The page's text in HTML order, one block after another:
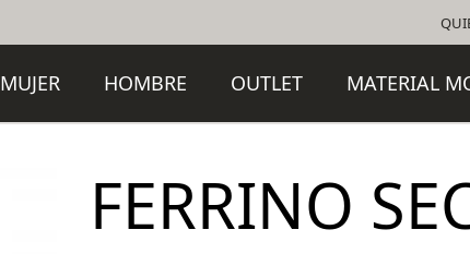
MUJER HOMBRE OUTLET MATERIAL
FERRINO